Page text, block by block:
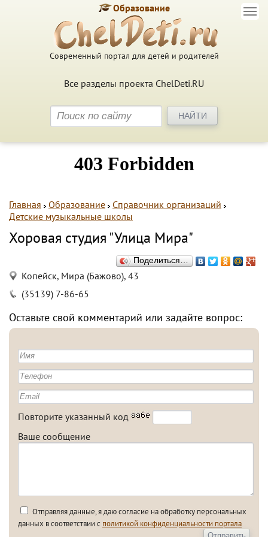
Современный портал для детей и родителей
Все разделы проекта ChelDeti.RU
Образование
Главная Образование
Справочник организаций
Детские музыкальные школы
Хоровая студия "Улица Мира"
Поделиться…
Копейск, Мира (Бажово), 43
(35139) 7-86-65
Оставьте свой комментарий или задайте вопрос:
Повторите указанный код
Ваше сообщение
Отправляя данные, я даю согласие на обработку персональных
данных в соответствии с политикой конфиденциальности портала